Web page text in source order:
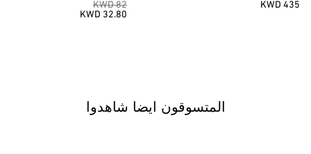
82 KWD
32.80 KWD
435 KWD
المتسوقون ايضا شاهدوا